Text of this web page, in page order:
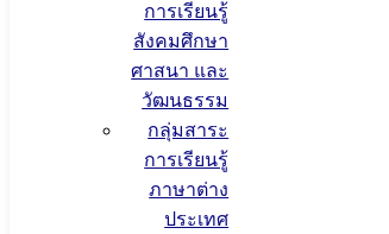
การเรียนรู้
สังคมศึกษา
ศาสนา และ
วัฒนธรรม
กลุ่มสาระ
การเรียนรู้
ภาษาต่าง
ประเทศ